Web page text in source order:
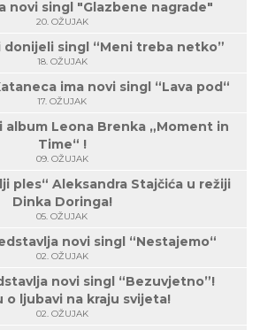
novi singl "Glazbene nagrade"
20. OŽUJAK
donijeli singl “Meni treba netko”
18. OŽUJAK
ima novi singl “Lava pod“
17. OŽUJAK
album Leona Brenka „Moment in
Time“ !
09. OŽUJAK
ples“ Aleksandra Stajčića u režiji
Dinka Doringa!
05. OŽUJAK
novi singl “Nestajemo“
02. OŽUJAK
novi singl “Bezuvjetno”!
o ljubavi na kraju svijeta!
02. OŽUJAK